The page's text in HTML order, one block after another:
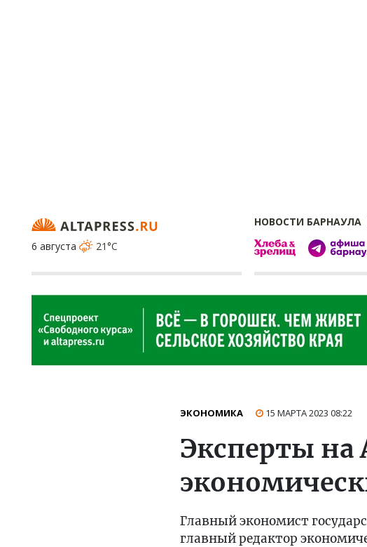
НОВОСТИ БАРНАУЛА
6 августа
21°C
ЭКОНОМИКА 15 МАРТА 2023 08:22
Эксперты на
Главный экономист
главный редактор